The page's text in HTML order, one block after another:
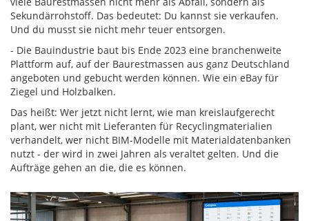
Sekundärrohstoff. Das bedeutet: Du kannst sie verkaufen.
Und du musst sie nicht mehr teuer entsorgen.
- Die Bauindustrie baut bis Ende 2023 eine branchenweite
Plattform auf, auf der Baurestmassen aus ganz Deutschland
angeboten und gebucht werden können. Wie ein eBay für
Ziegel und Holzbalken.
Das heißt: Wer jetzt nicht lernt, wie man kreislaufgerecht
plant, wer nicht mit Lieferanten für Recyclingmaterialien
verhandelt, wer nicht BIM-Modelle mit Materialdatenbanken
nutzt - der wird in zwei Jahren als veraltet gelten. Und die
Aufträge gehen an die, die es können.